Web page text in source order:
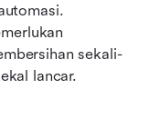
sekali-
lancar.